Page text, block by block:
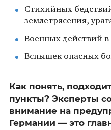
Стихийных
землетрясения,
Военных действий
Вспышек опасных
Как понять,
пункты? Эксперты
внимание на
Германии — это